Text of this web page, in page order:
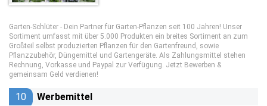
Garten-Schlüter - Dein Partner für Garten-Pflanzen seit 100 Jahren! Unser
Sortiment umfasst mit über 5.000 Produkten ein breites Sortiment an zum
Großteil selbst produzierten Pflanzen für den Gartenfreund, sowie
Pflanzzubehör, Düngemittel und Gartengeräte. Als Zahlungsmittel stehen
Rechnung, Vorkasse und Paypal zur Verfügung. Jetzt Bewerben &
gemeinsam Geld verdienen!
10 Werbemittel